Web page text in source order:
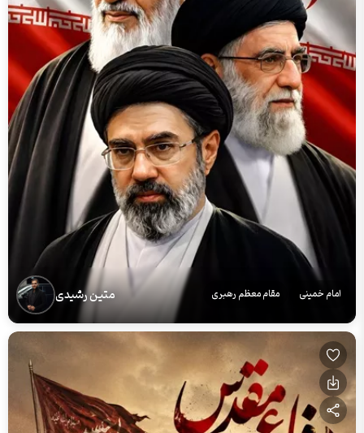
امام خمینی مقام معظم رهبری متین رشیدی